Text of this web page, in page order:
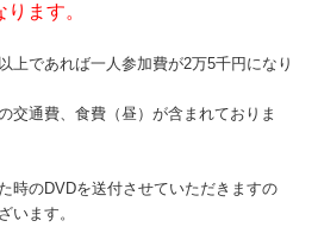
ます。
上であれば一人参加費が2万5千円 になり
交通費、食費（昼）が含まれておりま
時のDVDを送付させていただきますの
います。